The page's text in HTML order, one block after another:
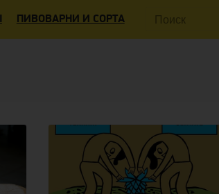
Поиск:
ПИВОВАРНИ И СОРТА